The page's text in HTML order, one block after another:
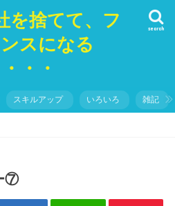
を捨てて、フ
スになる
・・
search
スキルアップ いろいろ 雑記
⑦